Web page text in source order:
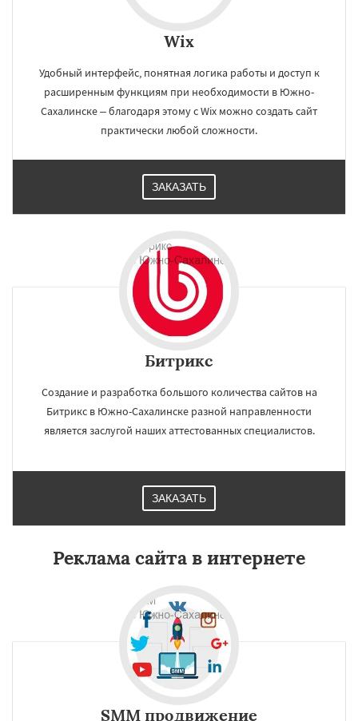
Wix
Удобный интерфейс, понятная логика работы и доступ к
расширенным функциям при необходимости в Южно-
Сахалинске – благодаря этому с Wix можно создать сайт
практически любой сложности.
ЗАКАЗАТЬ
Битрикс
Создание и разработка большого количества сайтов на
Битрикс в Южно-Сахалинске разной направленности
является заслугой наших аттестованных специалистов.
ЗАКАЗАТЬ
Реклама сайта в интернете
SMM продвижение